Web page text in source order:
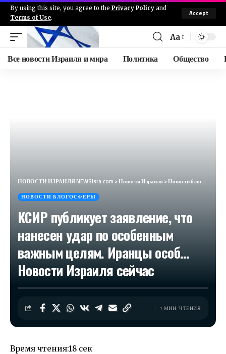
By using this site, you agree to the Privacy Policy and
Terms of Use.
Accept
Aa
Все новости Израиля и мира Политика Общество
НОВОСТИ ИЗРАИЛЯ NEWSisra.com >Новости Израиля>Новости блогосферы
НОВОСТИ БЛОГОСФЕРЫ
КСИР публикует заявление, что
нанесен удар по особенным
важным целям. Иранцы особ…​
Новости Израиля сейчас
1 МИН. ЧТЕНИЯ
Время чтения:18 сек